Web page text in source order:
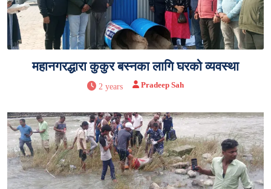
महानगरद्धारा कुकुर बस्नका लागि घरको व्यवस्था
2 years Pradeep Sah